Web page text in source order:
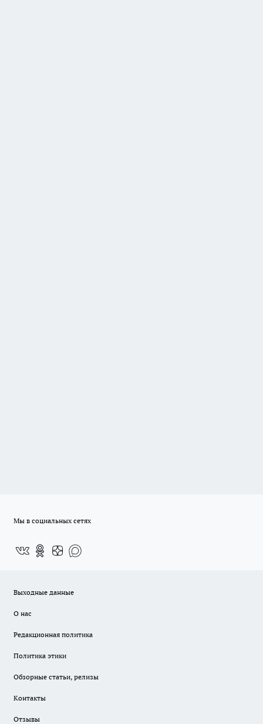
Мы в социальных сетях
Выходные данные
О нас
Редакционная политика
Политика этики
Обзорные статьи, релизы
Контакты
Отзывы